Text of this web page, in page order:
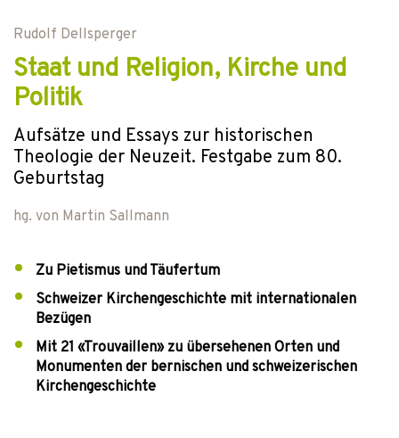
Rudolf Dellsperger
Staat und Religion, Kirche und
Politik
Aufsätze und Essays zur historischen
Theologie der Neuzeit. Festgabe zum 80.
Geburtstag
hg. von Martin Sallmann
Zu Pietismus und Täufertum
Schweizer Kirchengeschichte mit internationalen
Bezügen
Mit 21 «Trouvaillen» zu übersehenen Orten und
Monumenten der bernischen und schweizerischen
Kirchengeschichte